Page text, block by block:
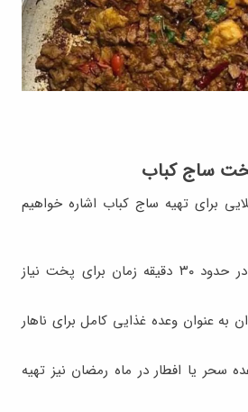
ساج‌ کباب
برای تهیه ساج کباب اشاره خواهیم
این غذا به زمانی در حدود ۳۰ دقیقه زمان برای پخت نیاز
به عنوان وعده غذایی کامل برای ناهار
سحر یا افطار در ماه رمضان نیز تهیه